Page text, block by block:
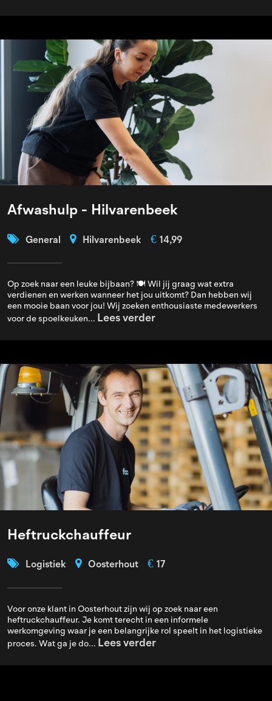
Afwashulp - Hilvarenbeek
General Hilvarenbeek € 14,99
Op zoek naar een leuke bijbaan? 🍽️ Wil jij graag wat extra
verdienen en werken wanneer het jou uitkomt? Dan hebben wij
een mooie baan voor jou! Wij zoeken enthousiaste medewerkers
voor de spoelkeuken... Lees verder
Heftruckchauffeur
Logistiek Oosterhout € 17
Voor onze klant in Oosterhout zijn wij op zoek naar een
heftruckchauffeur. Je komt terecht in een informele
werkomgeving waar je een belangrijke rol speelt in het logistieke
proces. Wat ga je do... Lees verder